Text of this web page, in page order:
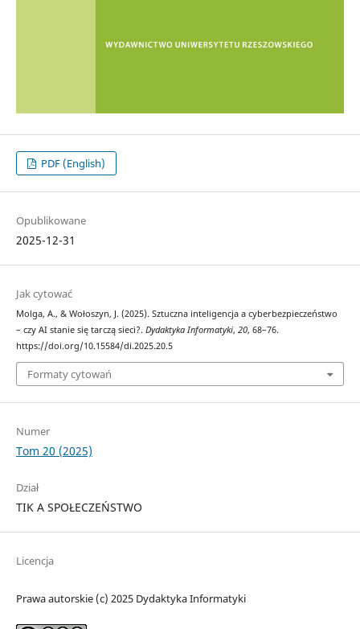
PDF (English)
Opublikowane
2025-12-31
Jak cytować
Molga, A., & Wołoszyn, J. (2025). Sztuczna inteligencja a cyberbezpieczeństwo
– czy AI stanie się tarczą sieci?. Dydaktyka Informatyki, 20, 68–76.
https://doi.org/10.15584/di.2025.20.5
Formaty cytowań
Numer
Tom 20 (2025)
Dział
TIK A SPOŁECZEŃSTWO
Licencja
Prawa autorskie (c) 2025 Dydaktyka Informatyki